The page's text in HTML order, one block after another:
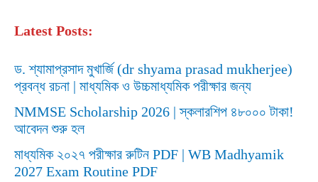
Latest Posts:
ড. শ্যামাপ্রসাদ মুখার্জি (dr shyama prasad mukherjee)
প্রবন্ধ রচনা | মাধ্যমিক ও উচ্চমাধ্যমিক পরীক্ষার জন্য
NMMSE Scholarship 2026 | স্কলারশিপ ৪৮০০০ টাকা!
আবেদন শুরু হল
মাধ্যমিক ২০২৭ পরীক্ষার রুটিন PDF | WB Madhyamik
2027 Exam Routine PDF